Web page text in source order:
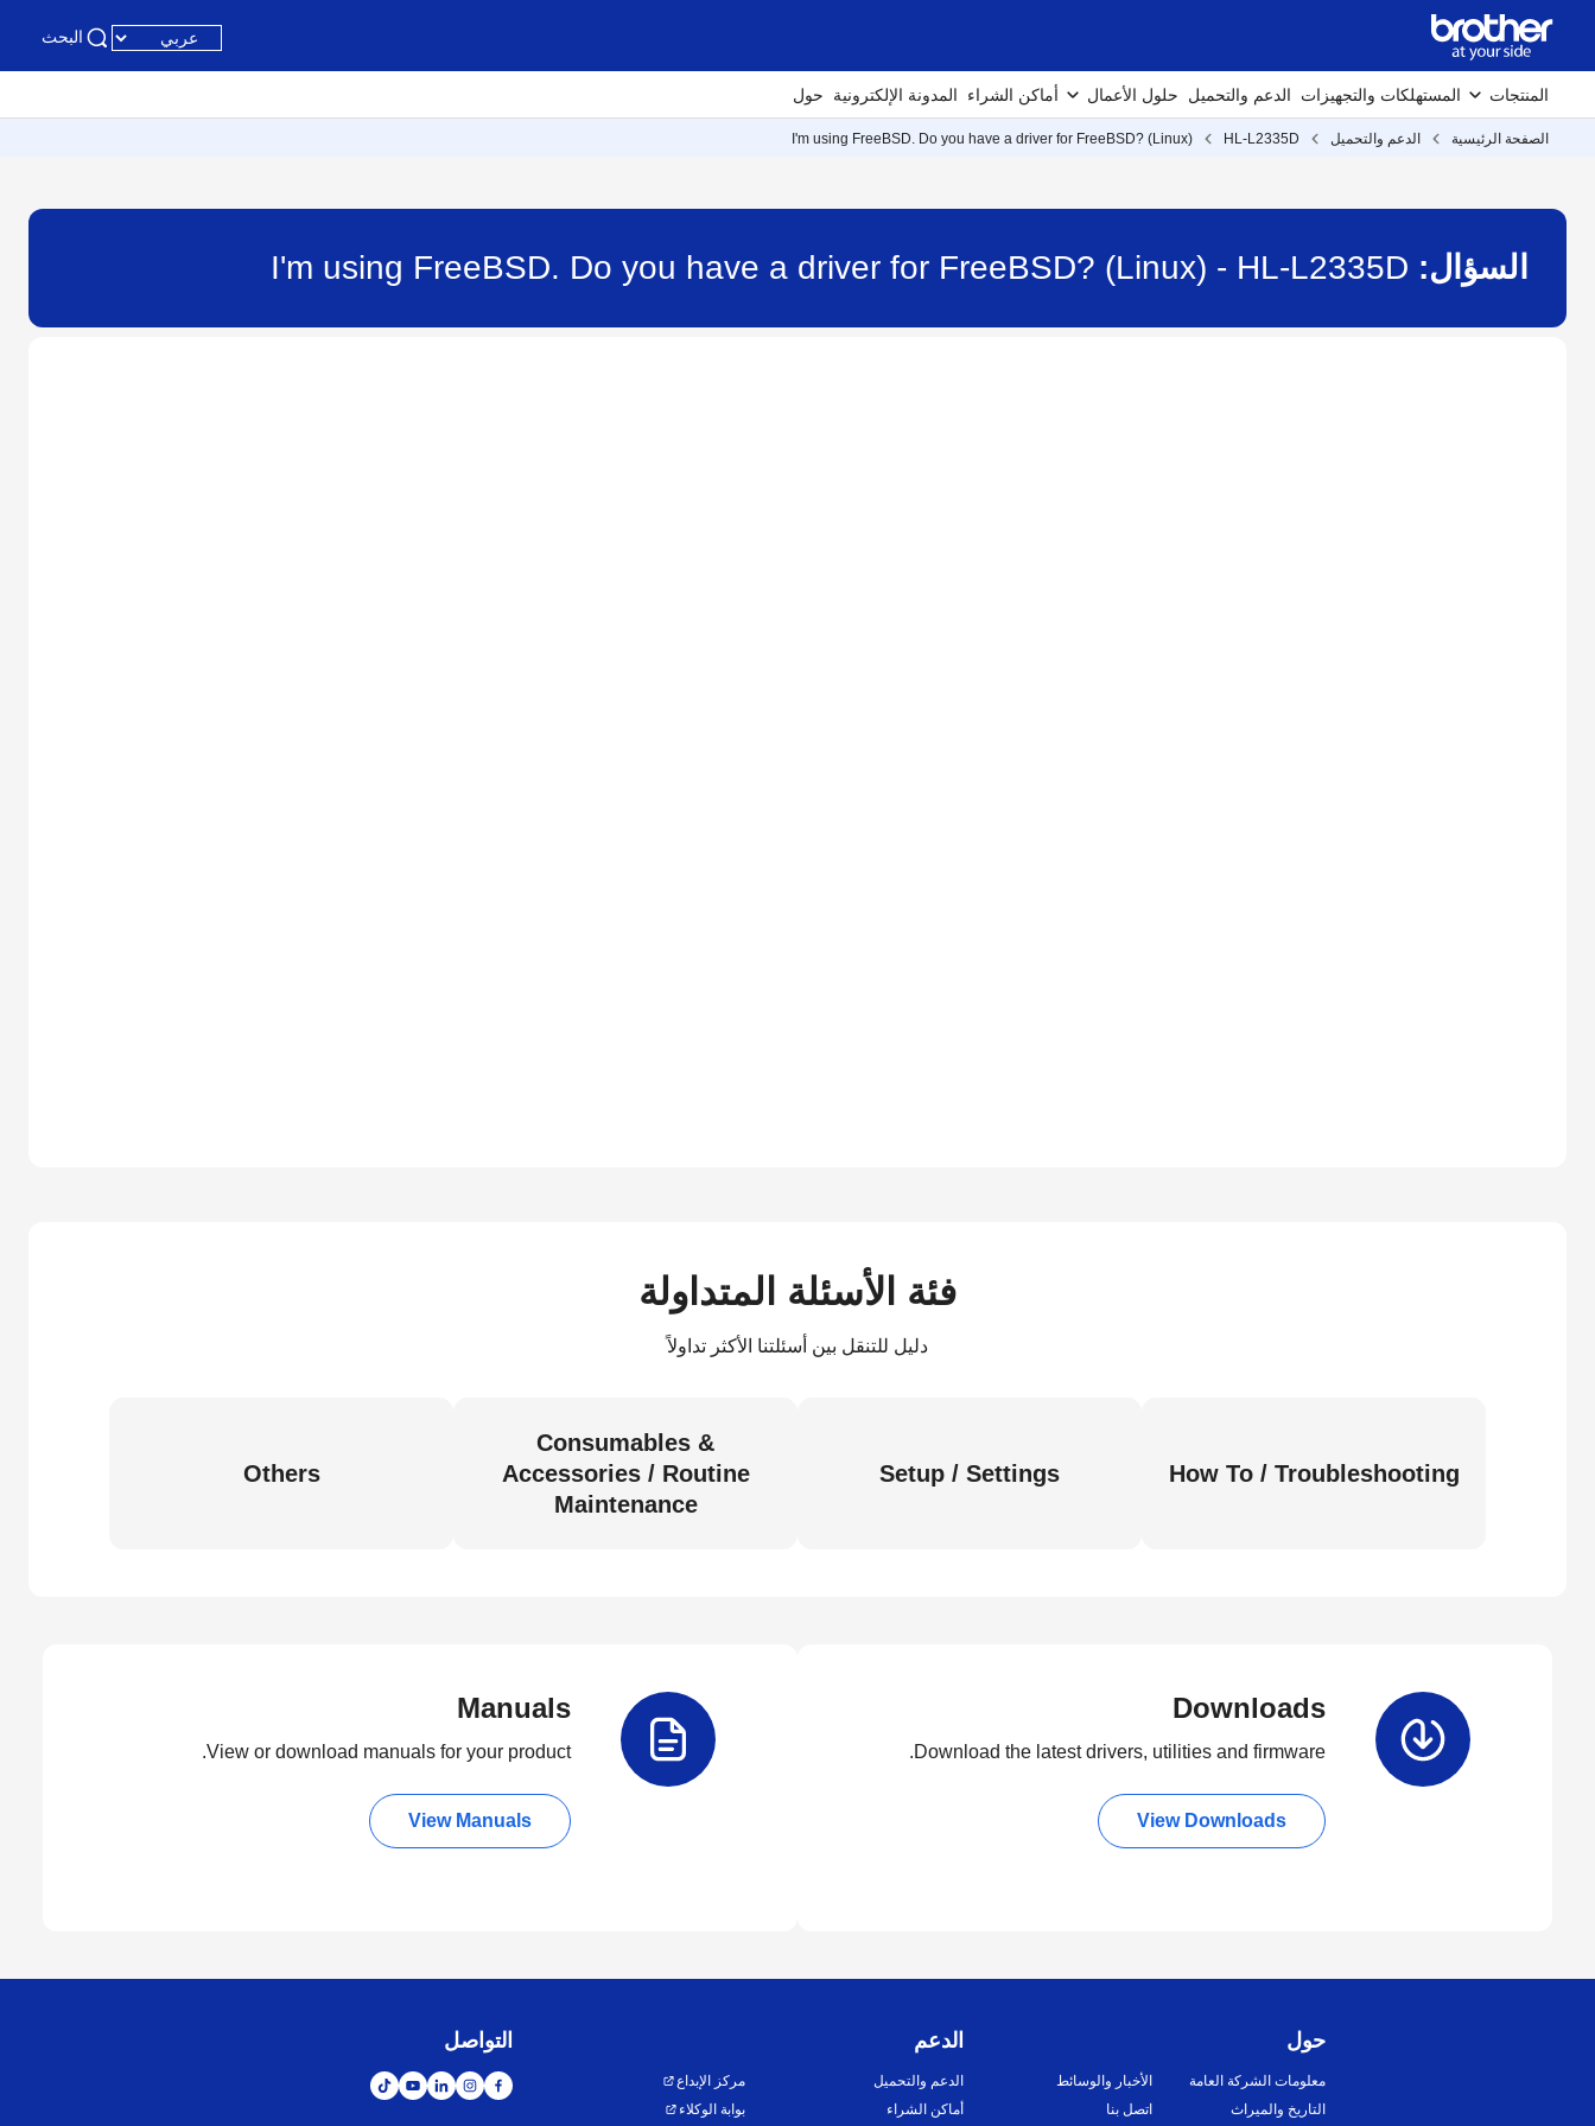
البحث
المنتجات المستهلكات والتجهيزات الدعم والتحميل حلول الأعمال أماكن الشراء المدونة الإلكترونية حول
الصفحة الرئيسية الدعم والتحميل HL-L2335D
I'm using FreeBSD. Do you have a driver for FreeBSD? (Linux)
السؤال: I'm using FreeBSD. Do you have a driver for FreeBSD? (Linux) - HL-L2335D
فئة الأسئلة المتداولة
دليل للتنقل بين أسئلتنا الأكثر تداولاً
How To / Troubleshooting
Setup / Settings
Consumables &
Accessories / Routine
Maintenance
Others
Downloads
Download the latest drivers, utilities and firmware.
View Downloads
Manuals
View or download manuals for your product.
View Manuals
حول
معلومات الشركة العامة
التاريخ والميراث
الأخبار والوسائط
اتصل بنا
الدعم
الدعم والتحميل
أماكن الشراء
مركز الإبداع
بوابة الوكلاء
التواصل